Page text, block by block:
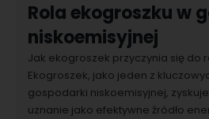
Rola ekogroszku w
niskoemisyjnej
Jak ekogroszek przyczynia się do
Ekogroszek, jako jeden z
gospodarki niskoemisyjnej,
uznanie jako efektywne źródło